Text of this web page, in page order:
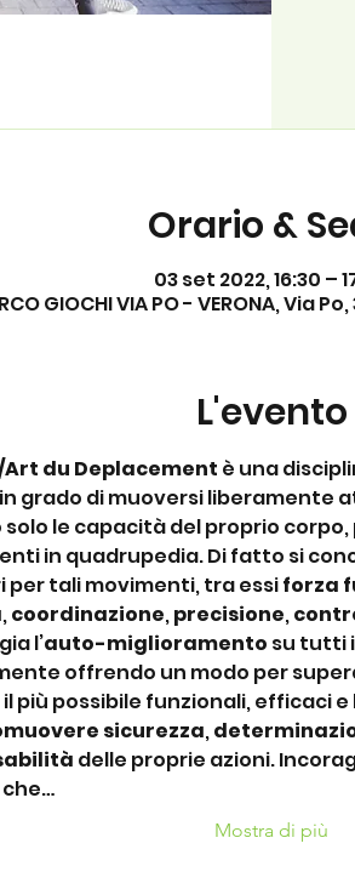
Orario &
03 set 2022, 16:30 –
GIOCHI VIA PO - VERONA, Via
L'evento
du Deplacement è una
grado di muoversi liberamente
solo le capacità del proprio
in quadrupedia. Di fatto si
tali movimenti, tra essi forza
, coordinazione, precisione,
l’auto-miglioramento su tutti
offrendo un modo per
più possibile funzionali, efficaci e
sicurezza,
delle proprie azioni.
che…
Mostra di più